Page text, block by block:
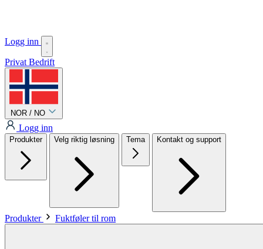
Logg inn
Privat Bedrift
NOR / NO
Logg inn
Produkter Velg riktig løsning Tema Kontakt og support
Produkter Fuktføler til rom